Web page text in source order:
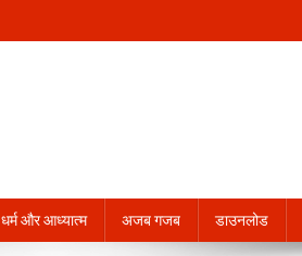
धर्म और आध्यात्म अजब गजब डाउनलोड